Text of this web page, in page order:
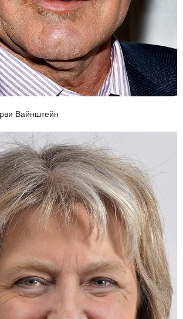
Вайнштейн